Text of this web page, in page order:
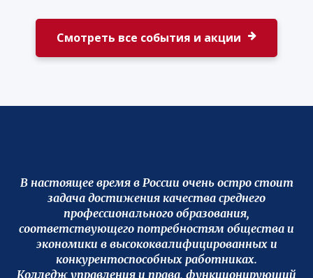
Смотреть все события и акции
В настоящее время в России очень остро стоит
задача достижения качества среднего
профессионального образования,
соответствующего потребностям общества и
экономики в высококвалифицированных и
конкурентоспособных работниках.
Колледж управления и права, функционирующий